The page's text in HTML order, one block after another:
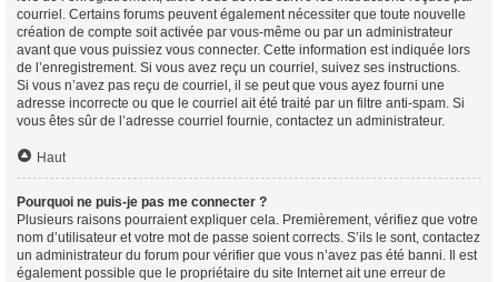
courriel. Certains forums peuvent également nécessiter que toute nouvelle
création de compte soit activée par vous-même ou par un administrateur
avant que vous puissiez vous connecter. Cette information est indiquée lors
de l’enregistrement. Si vous avez reçu un courriel, suivez ses instructions.
Si vous n’avez pas reçu de courriel, il se peut que vous ayez fourni une
adresse incorrecte ou que le courriel ait été traité par un filtre anti-spam. Si
vous êtes sûr de l’adresse courriel fournie, contactez un administrateur.
Haut
Pourquoi ne puis-je pas me connecter ?
Plusieurs raisons pourraient expliquer cela. Premièrement, vérifiez que votre
nom d’utilisateur et votre mot de passe soient corrects. S’ils le sont, contactez
un administrateur du forum pour vérifier que vous n’avez pas été banni. Il est
également possible que le propriétaire du site Internet ait une erreur de